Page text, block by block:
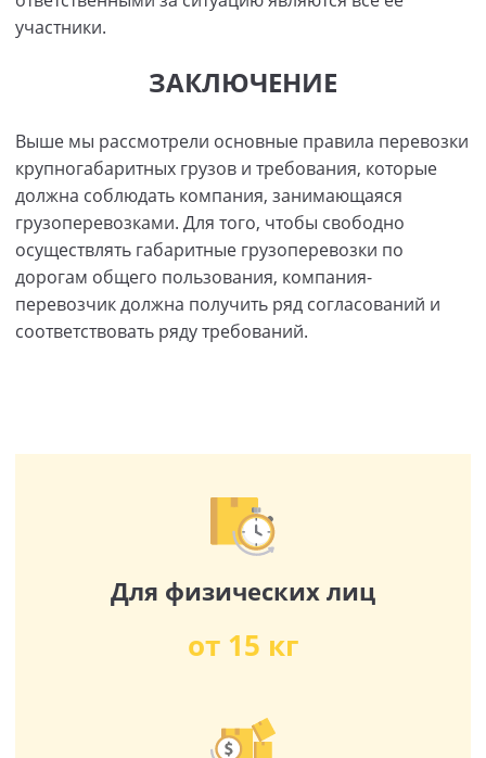
участники.
ЗАКЛЮЧЕНИЕ
Выше мы рассмотрели основные правила перевозки
крупногабаритных грузов и требования, которые
должна соблюдать компания, занимающаяся
грузоперевозками. Для того, чтобы свободно
осуществлять габаритные грузоперевозки по
дорогам общего пользования, компания-
перевозчик должна получить ряд согласований и
соответствовать ряду требований.
Для физических лиц
от 15 кг